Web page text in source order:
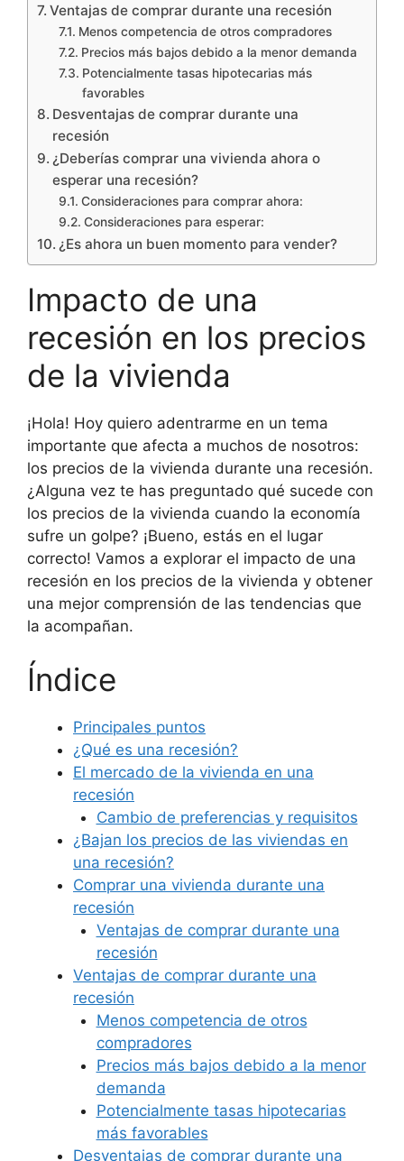
Ventajas de comprar durante una recesión
Menos competencia de otros compradores
Precios más bajos debido a la menor demanda
Potencialmente tasas hipotecarias más
favorables
Desventajas de comprar durante una
recesión
¿Deberías comprar una vivienda ahora o
esperar una recesión?
Consideraciones para comprar ahora:
Consideraciones para esperar:
¿Es ahora un buen momento para vender?
Impacto de una
recesión en los precios
de la vivienda
¡Hola! Hoy quiero adentrarme en un tema
importante que afecta a muchos de nosotros:
los precios de la vivienda durante una recesión.
¿Alguna vez te has preguntado qué sucede con
los precios de la vivienda cuando la economía
sufre un golpe? ¡Bueno, estás en el lugar
correcto! Vamos a explorar el impacto de una
recesión en los precios de la vivienda y obtener
una mejor comprensión de las tendencias que
la acompañan.
Índice
Principales puntos
¿Qué es una recesión?
El mercado de la vivienda en una
recesión
Cambio de preferencias y requisitos
¿Bajan los precios de las viviendas en
una recesión?
Comprar una vivienda durante una
recesión
Ventajas de comprar durante una
recesión
Ventajas de comprar durante una
recesión
Menos competencia de otros
compradores
Precios más bajos debido a la menor
demanda
Potencialmente tasas hipotecarias
más favorables
Desventajas de comprar durante una